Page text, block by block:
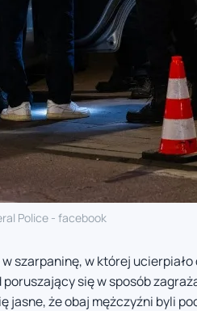
Police - facebook
szarpaninę, w której
się w sposób
jasne, że obaj mężczyźni byli